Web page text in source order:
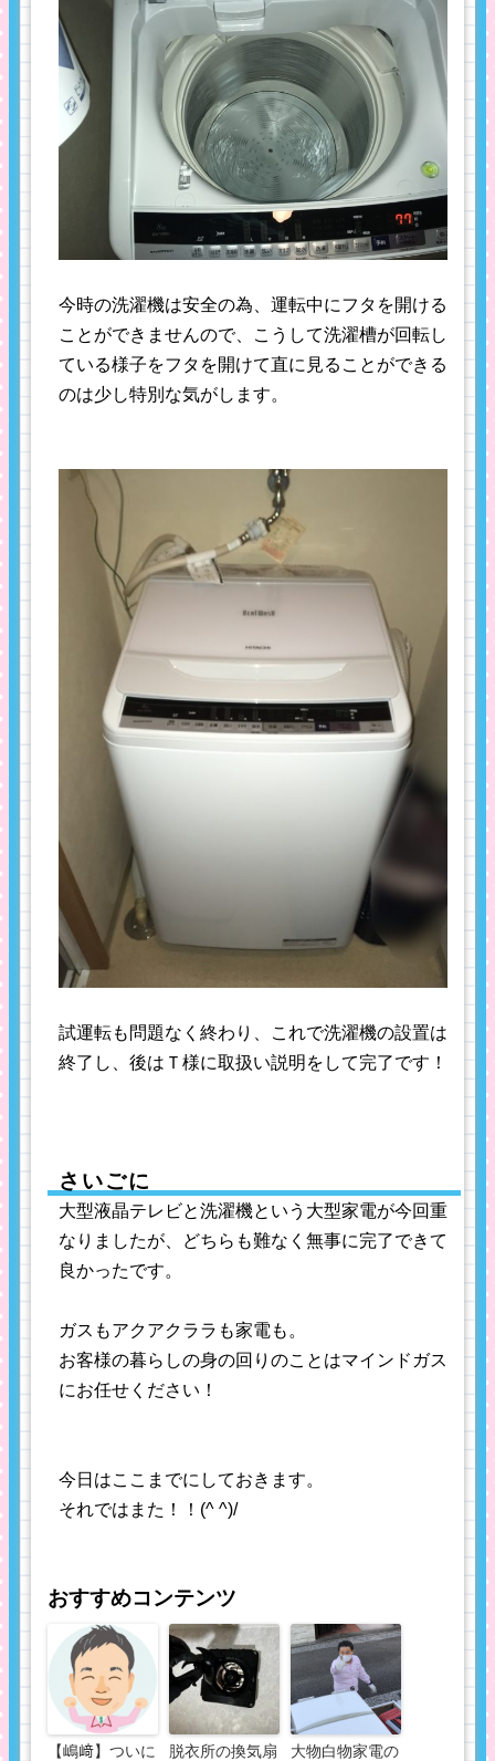
今時の洗濯機は安全の為、運転中にフタを開ける
ことができませんので、こうして洗濯槽が回転し
ている様子をフタを開けて直に見ることができる
のは少し特別な気がします。
試運転も問題なく終わり、これで洗濯機の設置は
終了し、後はＴ様に取扱い説明をして完了です！
さいごに
大型液晶テレビと洗濯機という大型家電が今回重
なりましたが、どちらも難なく無事に完了できて
良かったです。
ガスもアクアクララも家電も。
お客様の暮らしの身の回りのことはマインドガス
にお任せください！
今日はここまでにしておきます。
それではまた！！(^ ^)/
おすすめコンテンツ
【嶋﨑】ついに
脱衣所の換気扇
大物白物家電の